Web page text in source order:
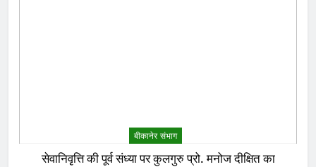
बीकानेर संभाग
सेवानिवृत्ति की पूर्व संध्या पर कुलगुरु प्रो. मनोज दीक्षित का